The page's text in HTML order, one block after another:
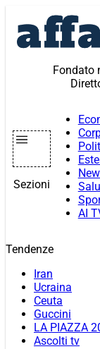
contenuto
Fondato
Sezioni
AI
Tendenze
Iran
Ucraina
Ceuta
Guccini
LA PIAZZA
Ascolti tv